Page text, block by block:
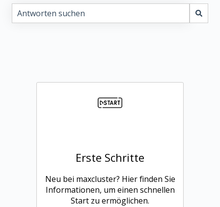
Erste Schritte
Neu bei maxcluster? Hier finden Sie
Informationen, um einen schnellen
Start zu ermöglichen.